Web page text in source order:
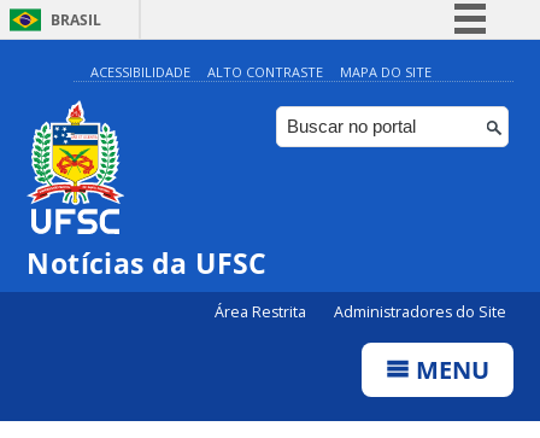
BRASIL
Simplifique!
Comunica BR
Participe
ACESSIBILIDADE ALTO CONTRASTE MAPA DO SITE
Notícias da UFSC
Área Restrita Administradores do Site
MENU